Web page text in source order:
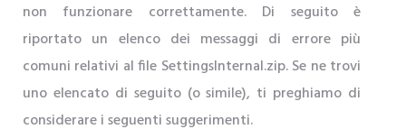
non funzionare correttamente. Di seguito è
riportato un elenco dei messaggi di errore più
comuni relativi al file SettingsInternal.zip. Se ne trovi
uno elencato di seguito (o simile), ti preghiamo di
considerare i seguenti suggerimenti.